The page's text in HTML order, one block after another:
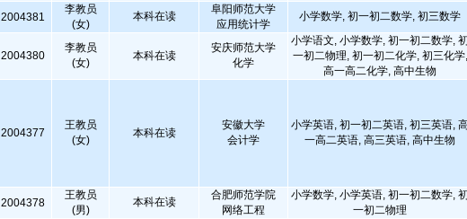
2004381
李教员
(女)
本科在读
阜阳师范大学
应用统计学
小学数学, 初一初二数学, 初三数学
2004380
李教员
(女)
本科在读
安庆师范大学
化学
小学语文, 小学数学, 初一初二数学, 初
一初二物理, 初一初二化学, 初三化学,
高一高二化学, 高中生物
2004377
王教员
(女)
本科在读
安徽大学
会计学
小学英语, 初一初二英语, 初三英语,
一高二英语, 高三英语, 高中生物
2004378
王教员
(男)
本科在读
合肥师范学院
网络工程
小学数学, 小学英语, 初一初二数学, 初
一初二物理